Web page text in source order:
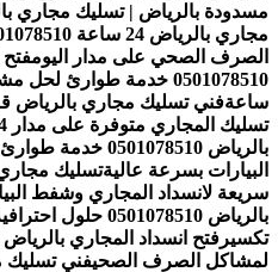
مسدودة بالرياض | تسليك مجاري بالرياض
الصرف الصحي على مدار اليومفتح
ساعة
تسليك المجاري متوفرة على مدار 24 ساعة
البيارات بسرعة عاليةتسليك
سريعة لانسداد المجاري وشفط
بالرياض
تكسير
لمشاكل الصرف الصحيفني تسليك